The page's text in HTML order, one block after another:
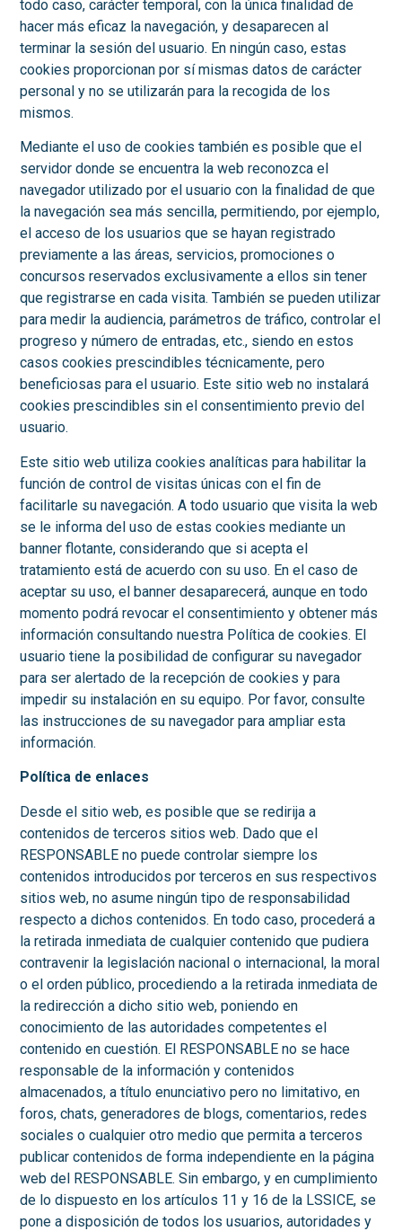
todo caso, carácter temporal, con la única finalidad de
hacer más eficaz la navegación, y desaparecen al
terminar la sesión del usuario. En ningún caso, estas
cookies proporcionan por sí mismas datos de carácter
personal y no se utilizarán para la recogida de los
mismos.
Mediante el uso de cookies también es posible que el
servidor donde se encuentra la web reconozca el
navegador utilizado por el usuario con la finalidad de que
la navegación sea más sencilla, permitiendo, por ejemplo,
el acceso de los usuarios que se hayan registrado
previamente a las áreas, servicios, promociones o
concursos reservados exclusivamente a ellos sin tener
que registrarse en cada visita. También se pueden utilizar
para medir la audiencia, parámetros de tráfico, controlar el
progreso y número de entradas, etc., siendo en estos
casos cookies prescindibles técnicamente, pero
beneficiosas para el usuario. Este sitio web no instalará
cookies prescindibles sin el consentimiento previo del
usuario.
Este sitio web utiliza cookies analíticas para habilitar la
función de control de visitas únicas con el fin de
facilitarle su navegación. A todo usuario que visita la web
se le informa del uso de estas cookies mediante un
banner flotante, considerando que si acepta el
tratamiento está de acuerdo con su uso. En el caso de
aceptar su uso, el banner desaparecerá, aunque en todo
momento podrá revocar el consentimiento y obtener más
información consultando nuestra Política de cookies. El
usuario tiene la posibilidad de configurar su navegador
para ser alertado de la recepción de cookies y para
impedir su instalación en su equipo. Por favor, consulte
las instrucciones de su navegador para ampliar esta
información.
Política de enlaces
Desde el sitio web, es posible que se redirija a
contenidos de terceros sitios web. Dado que el
RESPONSABLE no puede controlar siempre los
contenidos introducidos por terceros en sus respectivos
sitios web, no asume ningún tipo de responsabilidad
respecto a dichos contenidos. En todo caso, procederá a
la retirada inmediata de cualquier contenido que pudiera
contravenir la legislación nacional o internacional, la moral
o el orden público, procediendo a la retirada inmediata de
la redirección a dicho sitio web, poniendo en
conocimiento de las autoridades competentes el
contenido en cuestión. El RESPONSABLE no se hace
responsable de la información y contenidos
almacenados, a título enunciativo pero no limitativo, en
foros, chats, generadores de blogs, comentarios, redes
sociales o cualquier otro medio que permita a terceros
publicar contenidos de forma independiente en la página
web del RESPONSABLE. Sin embargo, y en cumplimiento
de lo dispuesto en los artículos 11 y 16 de la LSSICE, se
pone a disposición de todos los usuarios, autoridades y